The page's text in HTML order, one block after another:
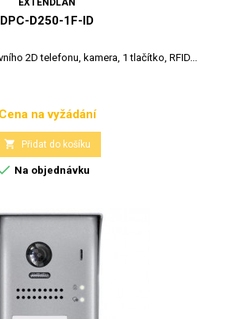
DPC-D250-1F-ID
2D telefonu, kamera, 1 tlačítko, RFID...
Cena
Cena na vyžádání
 Přidat do košíku
Na objednávku